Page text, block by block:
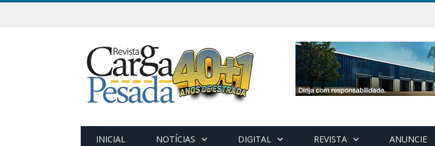
INICIAL NOTÍCIAS DIGITAL REVISTA ANUNCIE